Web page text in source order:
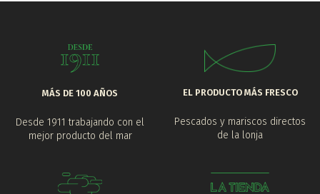
MÁS DE 100 AÑOS
Desde 1911 trabajando con el
mejor producto del mar
EL PRODUCTO MÁS FRESCO
Pescados y mariscos directos
de la lonja